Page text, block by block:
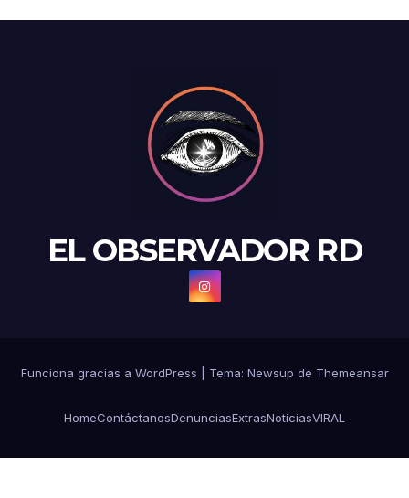
EL OBSERVADOR RD
Funciona gracias a WordPress Tema: Newsup de Themeansar
HomeContáctanosDenunciasExtrasNoticiasVIRAL